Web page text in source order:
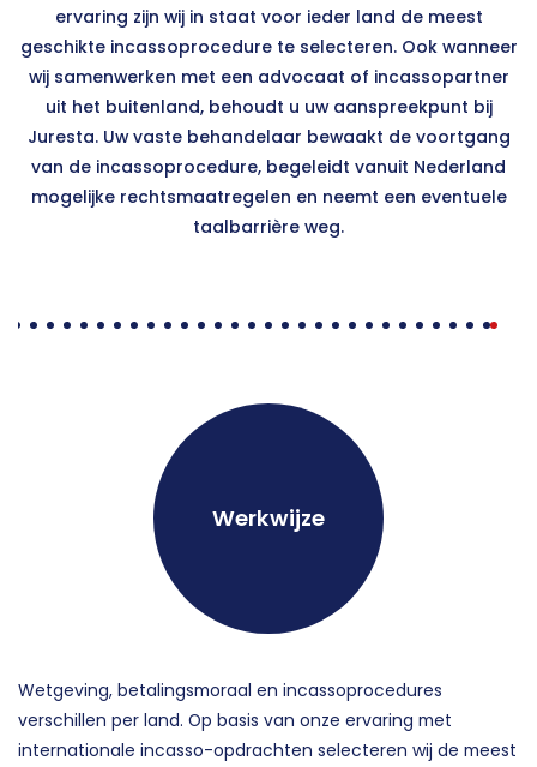
ervaring zijn wij in staat voor ieder land de meest
geschikte incassoprocedure te selecteren. Ook wanneer
wij samenwerken met een advocaat of incassopartner
uit het buitenland, behoudt u uw aanspreekpunt bij
Juresta. Uw vaste behandelaar bewaakt de voortgang
van de incassoprocedure, begeleidt vanuit Nederland
mogelijke rechtsmaatregelen en neemt een eventuele
taalbarrière weg.
Werkwijze
Wetgeving, betalingsmoraal en incassoprocedures
verschillen per land. Op basis van onze ervaring met
internationale incasso-opdrachten selecteren wij de meest